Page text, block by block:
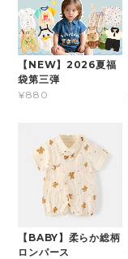
【NEW】2026夏福
袋第三弾
¥880
【BABY】柔らか総柄
ロンパース